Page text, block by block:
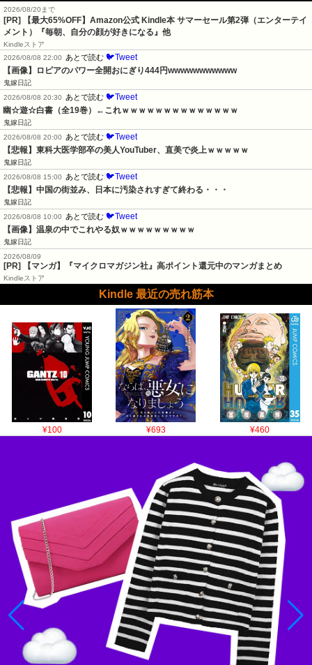
2026/08/20まで
[PR]
【最大65%OFF】Amazon公式 Kindle本 サマーセール第2弾（エンターテイ
メント）『毎朝、自分の顔が好きになる』他
Kindleストア
2026/08/08 22:00
あとで読む 🐦Tweet
【画像】ロピアのパワー全開おにぎり444円wwwwwwwwwww
鬼嫁日記
2026/08/08 20:30
あとで読む 🐦Tweet
幽☆遊☆白書（全19巻）←これｗｗｗｗｗｗｗｗｗｗｗｗｗｗ
鬼嫁日記
2026/08/08 20:00
あとで読む 🐦Tweet
【悲報】東科大医学部卒の美人YouTuber、直美で炎上ｗｗｗｗｗ
鬼嫁日記
2026/08/08 15:00
あとで読む 🐦Tweet
【悲報】中国の街並み、日本に汚染されすぎて終わる・・・
鬼嫁日記
2026/08/08 10:00
あとで読む 🐦Tweet
【画像】温泉の中でこれやる奴ｗｗｗｗｗｗｗｗｗ
鬼嫁日記
2026/08/09
[PR] 【マンガ】『マイクロマガジン社』高ポイント還元中のマンガまとめ
Kindleストア
Kindle 最近の売れ筋本
¥100 ¥693 ¥460